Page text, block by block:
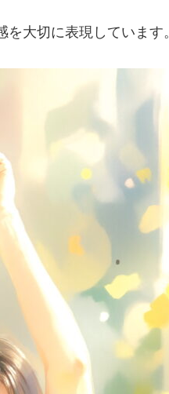
大切に表現しています。